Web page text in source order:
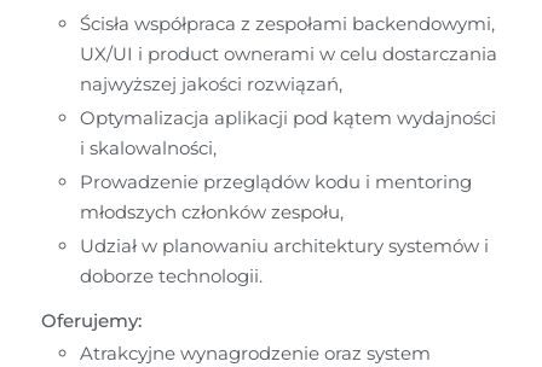
Ścisła współpraca z zespołami backendowymi,
UX/UI i product ownerami w celu dostarczania
najwyższej jakości rozwiązań,
Optymalizacja aplikacji pod kątem wydajności
i skalowalności,
Prowadzenie przeglądów kodu i mentoring
młodszych członków zespołu,
Udział w planowaniu architektury systemów i
doborze technologii.
Oferujemy:
Atrakcyjne wynagrodzenie oraz system